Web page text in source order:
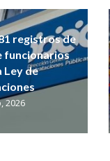
registros de
funcionarios
Ley de
2026